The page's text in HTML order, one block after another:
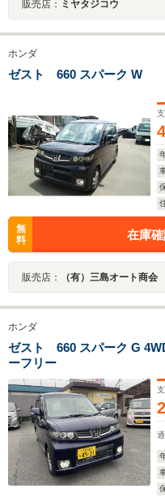
販売店： ミヤタジコウ
ホンダ
ゼスト 660 スパーク W
無
料
在庫
販売店： （有）三島オート商会
ホンダ
ゼスト 660 スパーク G
ーフリー